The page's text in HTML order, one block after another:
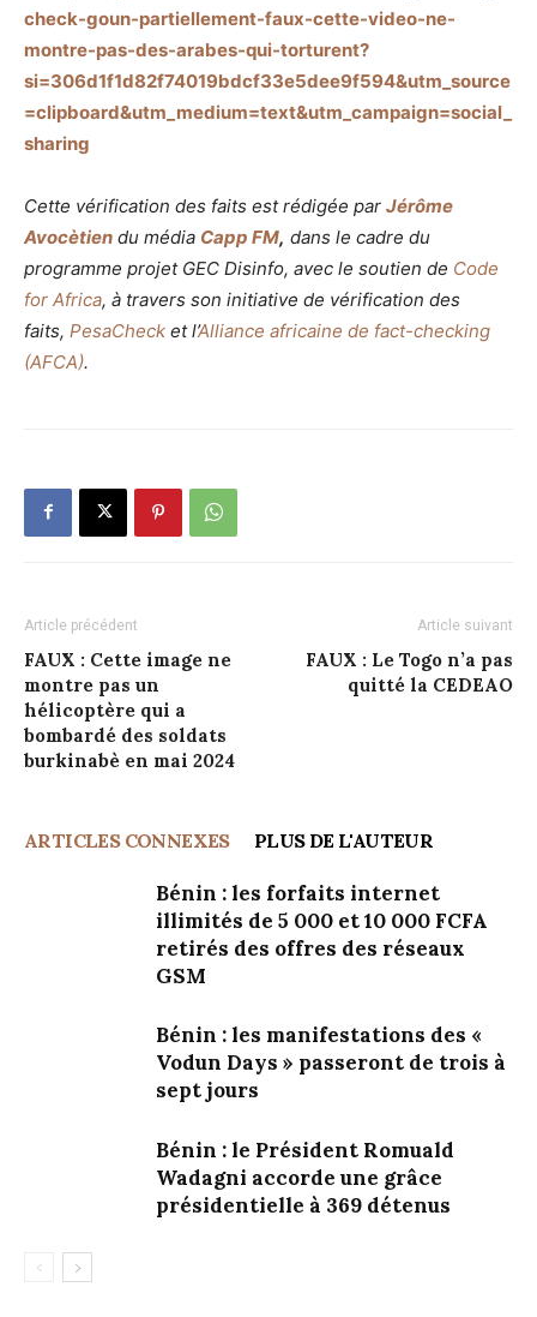
check-goun-partiellement-faux-cette-video-ne-
montre-pas-des-arabes-qui-torturent?
si=306d1f1d82f74019bdcf33e5dee9f594&utm_source
=clipboard&utm_medium=text&utm_campaign=social_
sharing
Cette vérification des faits est rédigée par Jérôme
Avocètien du média Capp FM, dans le cadre du
programme projet GEC Disinfo, avec le soutien de Code
for Africa, à travers son initiative de vérification des
faits, PesaCheck et l’Alliance africaine de fact-checking
(AFCA).
Article précédent
FAUX : Cette image ne
montre pas un
hélicoptère qui a
bombardé des soldats
burkinabè en mai 2024
Article suivant
FAUX : Le Togo n’a pas
quitté la CEDEAO
ARTICLES CONNEXES PLUS DE L'AUTEUR
Bénin : les forfaits internet
illimités de 5 000 et 10 000 FCFA
retirés des offres des réseaux
GSM
Bénin : les manifestations des «
Vodun Days » passeront de trois à
sept jours
Bénin : le Président Romuald
Wadagni accorde une grâce
présidentielle à 369 détenus